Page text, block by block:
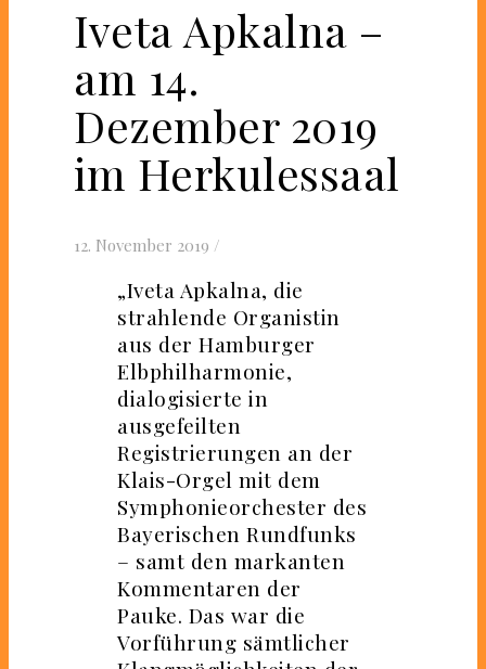
Iveta Apkalna –
am 14.
Dezember 2019
im Herkulessaal
12. November 2019 /
„Iveta Apkalna, die
strahlende Organistin
aus der Hamburger
Elbphilharmonie,
dialogisierte in
ausgefeilten
Registrierungen an der
Klais-Orgel mit dem
Symphonieorchester des
Bayerischen Rundfunks
– samt den markanten
Kommentaren der
Pauke. Das war die
Vorführung sämtlicher